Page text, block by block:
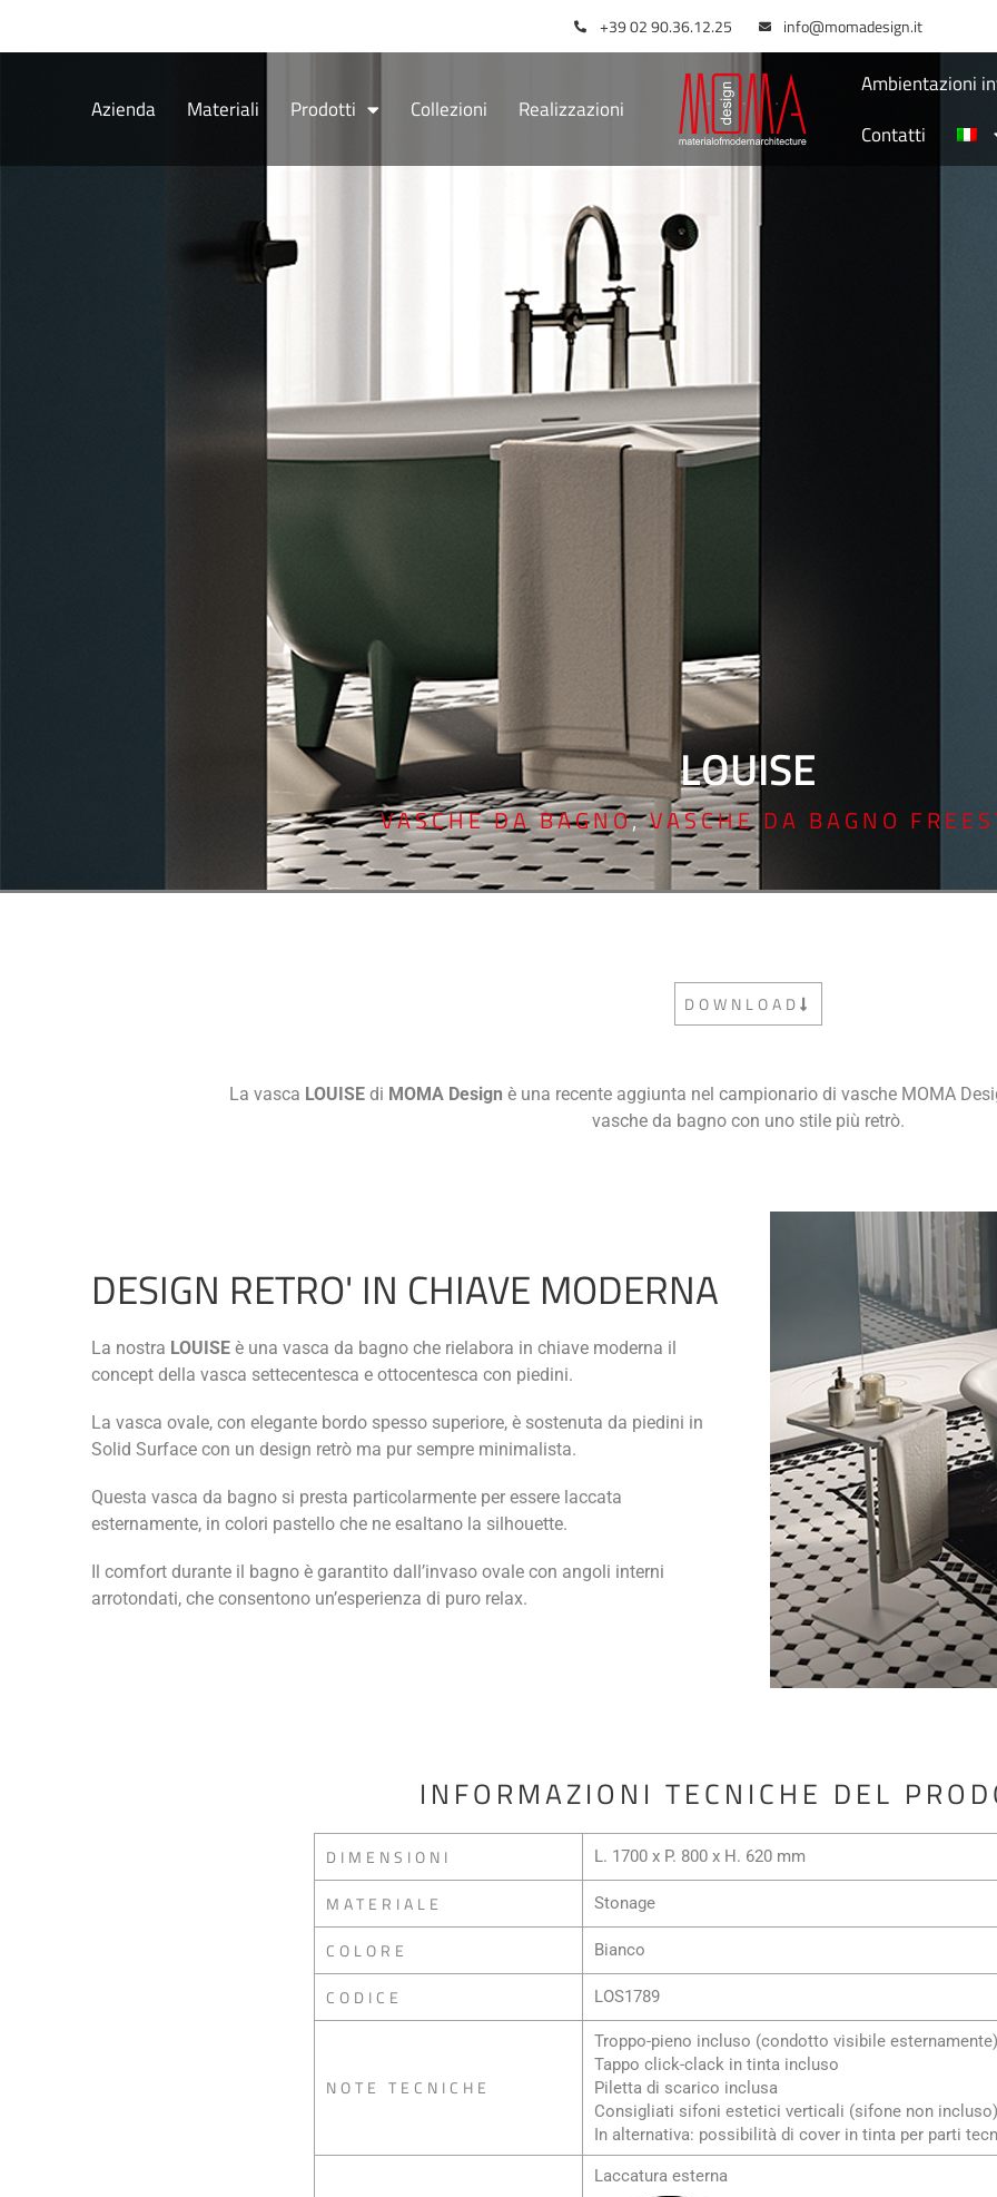
+39 02 90.36.12.25 info@momadesign.it
Azienda Materiali Prodotti Collezioni Realizzazioni
Ambientazioni
Contatti
LOUISE
VASCHE DA BAGNO,VASCHE DA BAGNO
DOWNLOAD
La vasca LOUISE di MOMA Design è una recente aggiunta nel campionario di vasche MOMA
vasche da bagno con uno stile più retrò.
DESIGN RETRO' IN CHIAVE MODERNA
La nostra LOUISE è una vasca da bagno che rielabora in chiave moderna il
concept della vasca settecentesca e ottocentesca con piedini.
La vasca ovale, con elegante bordo spesso superiore, è sostenuta da piedini in
Solid Surface con un design retrò ma pur sempre minimalista.
Questa vasca da bagno si presta particolarmente per essere laccata
esternamente, in colori pastello che ne esaltano la silhouette.
Il comfort durante il bagno è garantito dall’invaso ovale con angoli interni
arrotondati, che consentono un’esperienza di puro relax.
INFORMAZIONI TECNICHE DEL
DIMENSIONI L. 1700 x P. 800 x H. 620 mm
MATERIALE Stonage
COLORE Bianco
CODICE LOS1789
NOTE TECNICHE
Troppo-pieno incluso (condotto visibile esternamente)
Tappo click-clack in tinta incluso
Piletta di scarico inclusa
Consigliati sifoni estetici verticali (sifone non incluso)
In alternativa: possibilità di cover in tinta per parti
Laccatura esterna